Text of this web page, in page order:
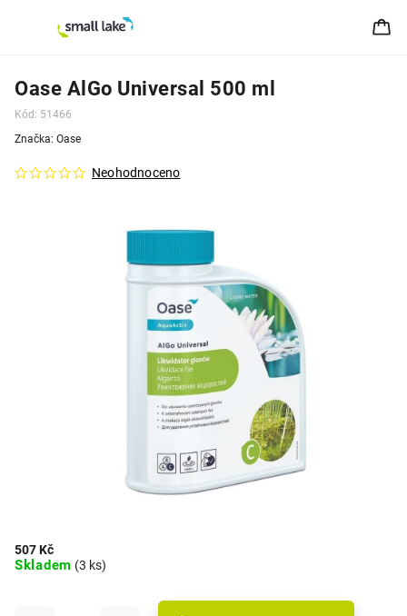
Oase AlGo Universal 500 ml
Kód: 51466
Neohodnoceno
Značka: Oase
507 Kč
Skladem (3 ks)